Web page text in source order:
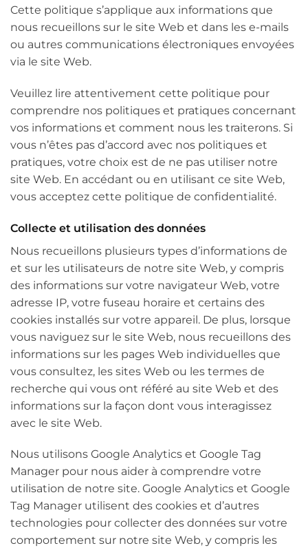
Cette politique s’applique aux informations que
nous recueillons sur le site Web et dans les e-mails
ou autres communications électroniques envoyées
via le site Web.
Veuillez lire attentivement cette politique pour
comprendre nos politiques et pratiques concernant
vos informations et comment nous les traiterons. Si
vous n’êtes pas d’accord avec nos politiques et
pratiques, votre choix est de ne pas utiliser notre
site Web. En accédant ou en utilisant ce site Web,
vous acceptez cette politique de confidentialité.
Collecte et utilisation des données
Nous recueillons plusieurs types d’informations de
et sur les utilisateurs de notre site Web, y compris
des informations sur votre navigateur Web, votre
adresse IP, votre fuseau horaire et certains des
cookies installés sur votre appareil. De plus, lorsque
vous naviguez sur le site Web, nous recueillons des
informations sur les pages Web individuelles que
vous consultez, les sites Web ou les termes de
recherche qui vous ont référé au site Web et des
informations sur la façon dont vous interagissez
avec le site Web.
Nous utilisons Google Analytics et Google Tag
Manager pour nous aider à comprendre votre
utilisation de notre site. Google Analytics et Google
Tag Manager utilisent des cookies et d’autres
technologies pour collecter des données sur votre
comportement sur notre site Web, y compris les